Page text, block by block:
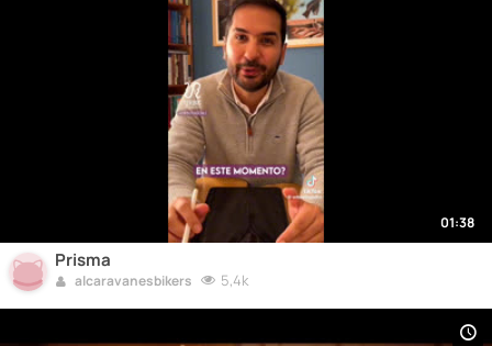
01:38
Prisma
alcaravanesbikers 5,4k